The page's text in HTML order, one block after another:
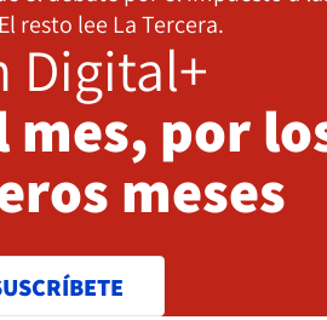
resto lee La Tercera.
Digital+
mes, por
meses